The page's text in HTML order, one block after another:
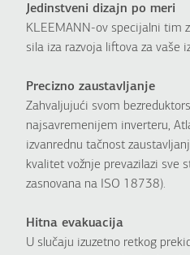
Jedinstveni dizajn po meri
KLEEMANN-ov specijalni tim
sila iza razvoja liftova za vaše
Precizno zaustavljanje
Zahvaljujući svom
najsavremenijem inverteru,
izvanrednu tačnost
kvalitet vožnje prevazilazi sve
zasnovana na ISO 18738).
Hitna evakuacija
U slučaju izuzetno retkog